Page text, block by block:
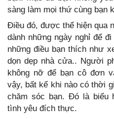
sàng làm mọi thứ cùng bạn
Điều đó, được thể hiện qua
dành những ngày nghỉ để
những điều bạn thích như
dọn dẹp nhà cửa.. Người
không nỡ để bạn cô đơn
vậy, bất kể khi nào có thời
chăm sóc bạn. Đó là biểu
tình yêu đích thực.